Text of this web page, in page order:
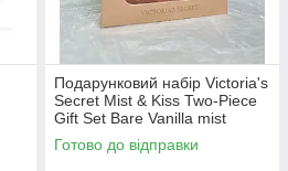
Подарунковий набір Victoria's
Secret Mist & Kiss Two-Piece
Gift Set Bare Vanilla mist
75мл+ lip oil 3.2г
Готово до відправки